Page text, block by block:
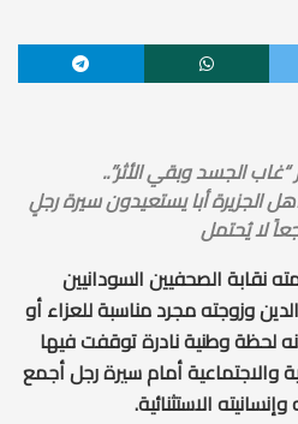
الجسد وبقي الأثر”..
الجزيرة أبا يستعيدون سيرة رجلٍ
لا يُحتمل
نقابة الصحفيين السودانيين
وزوجته مجرد مناسبة للعزاء أو
لحظة وطنية نادرة توقفت فيها
والاجتماعية أمام سيرة رجل أجمع
الاستثنائية.